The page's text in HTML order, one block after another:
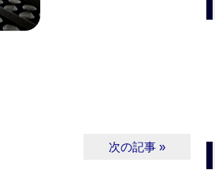
次の記事 »